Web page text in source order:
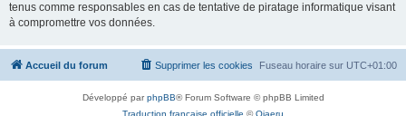
tenus comme responsables en cas de tentative de piratage informatique visant
à compromettre vos données.
Accueil du forum Fuseau horaire sur UTC+01:00
Supprimer les cookies
Développé parphpBB® Forum Software © phpBB Limited
Traduction française officielle ©Qiaeru